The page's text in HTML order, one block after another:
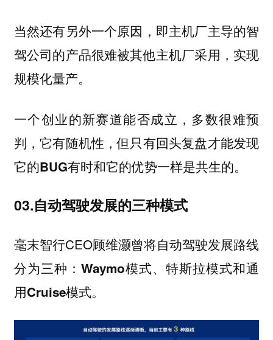
当然还有另外一个原因，即主机厂主导的智
驾公司的产品很难被其他主机厂采用，实现
规模化量产。
一个创业的新赛道能否成立，多数很难预
判，它有随机性，但只有回头复盘才能发现
它的BUG有时和它的优势一样是共生的。
03.自动驾驶发展的三种模式
毫末智行CEO顾维灏曾将自动驾驶发展路线
分为三种： Waymo模式、特斯拉模式和通
用Cruise模式。